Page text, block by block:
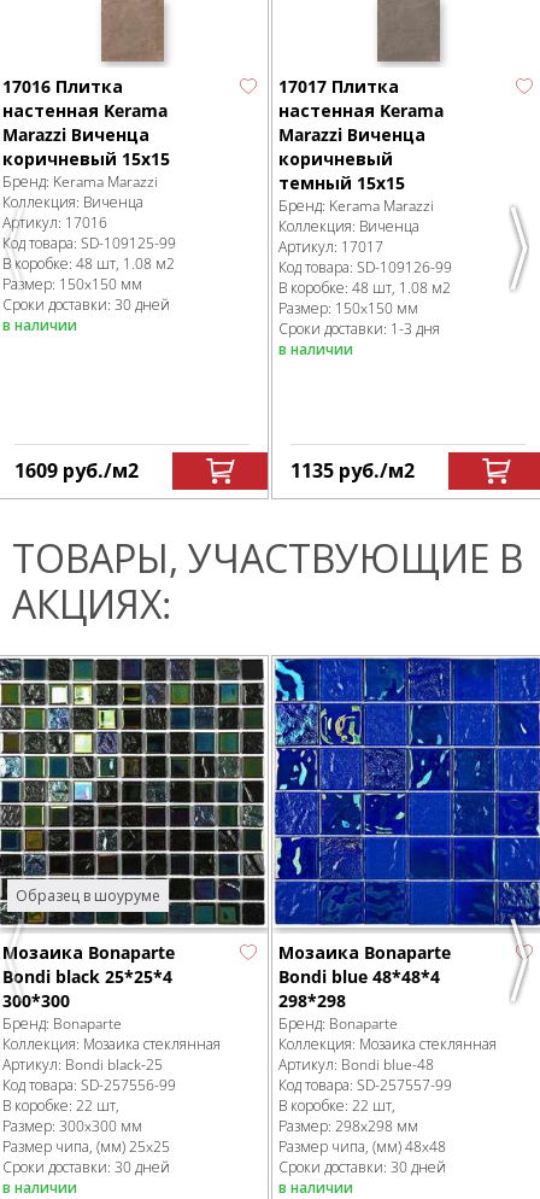
Previous
17016 Плитка
настенная Kerama
Marazzi Виченца
коричневый 15х15
Бренд: Kerama Marazzi
Коллекция: Виченца
Артикул: 17016
Код товара: SD-109125-99
В коробке: 48 шт, 1.08 м2
Размер: 150x150 мм
Сроки доставки: 30 дней
в наличии
1609 руб./м2
17017 Плитка
настенная Kerama
Marazzi Виченца
коричневый
темный 15х15
Бренд: Kerama Marazzi
Коллекция: Виченца
Артикул: 17017
Код товара: SD-109126-99
В коробке: 48 шт, 1.08 м2
Размер: 150x150 мм
Сроки доставки: 1-3 дня
в наличии
1135 руб./м2
ТОВАРЫ, УЧАСТВУЮЩИЕ В
АКЦИЯХ:
Previous
Образец в шоуруме
Мозаика Bonaparte
Bondi black 25*25*4
300*300
Бренд: Bonaparte
Коллекция: Мозаика стеклянная
Артикул: Bondi black-25
Код товара: SD-257556-99
В коробке: 22 шт,
Размер: 300x300 мм
Размер чипа, (мм)25x25
Сроки доставки: 30 дней
в наличии
Мозаика Bonaparte
Bondi blue 48*48*4
298*298
Бренд: Bonaparte
Коллекция: Мозаика стеклянная
Артикул: Bondi blue-48
Код товара: SD-257557-99
В коробке: 22 шт,
Размер: 298x298 мм
Размер чипа, (мм)48x48
Сроки доставки: 30 дней
в наличии